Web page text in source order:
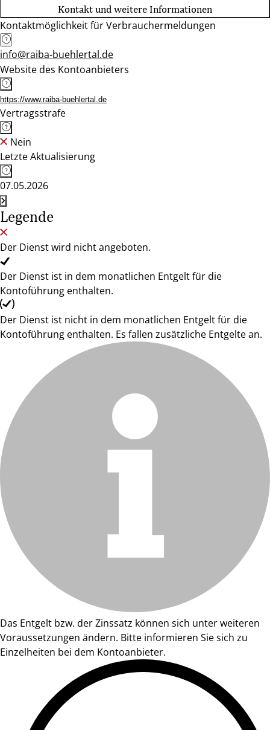
Kontakt und weitere Informationen
Kontaktmöglichkeit für Verbrauchermeldungen
info@raiba-buehlertal.de
Website des Kontoanbieters
https://www.raiba-buehlertal.de
Vertragsstrafe
Nein
Letzte Aktualisierung
07.05.2026
Legende
Der Dienst wird nicht angeboten.
Der Dienst ist in dem monatlichen Entgelt für die
Kontoführung enthalten.
Der Dienst ist nicht in dem monatlichen Entgelt für die
Kontoführung enthalten. Es fallen zusätzliche Entgelte an.
Das Entgelt bzw. der Zinssatz können sich unter weiteren
Voraussetzungen ändern. Bitte informieren Sie sich zu
Einzelheiten bei dem Kontoanbieter.